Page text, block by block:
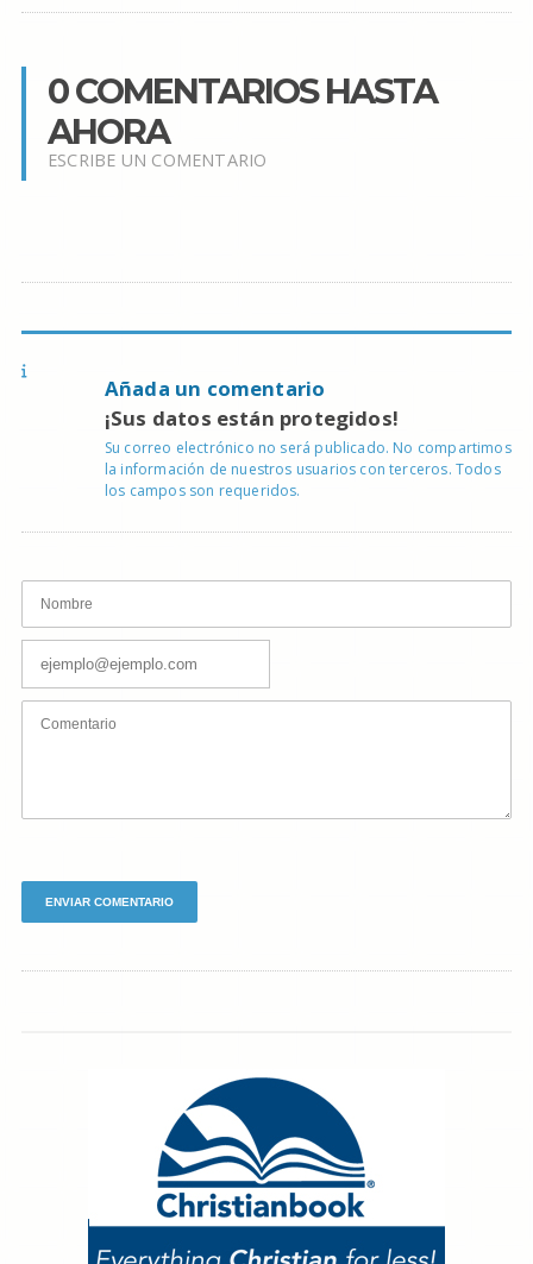
0 COMENTARIOS HASTA
AHORA
ESCRIBE UN COMENTARIO
Añada un comentario
¡Sus datos están protegidos!
Su correo electrónico no será publicado. No compartimos
la información de nuestros usuarios con terceros. Todos
los campos son requeridos.